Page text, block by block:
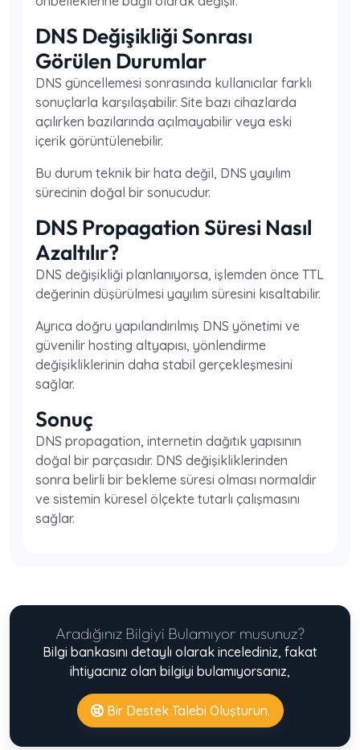
DNS Değişikliği Sonrası
Görülen Durumlar
DNS güncellemesi sonrasında kullanıcılar farklı
sonuçlarla karşılaşabilir. Site bazı cihazlarda
açılırken bazılarında açılmayabilir veya eski
içerik görüntülenebilir.
Bu durum teknik bir hata değil, DNS yayılım
sürecinin doğal bir sonucudur.
DNS Propagation Süresi Nasıl
Azaltılır?
DNS değişikliği planlanıyorsa, işlemden önce TTL
değerinin düşürülmesi yayılım süresini kısaltabilir.
Ayrıca doğru yapılandırılmış DNS yönetimi ve
güvenilir hosting altyapısı, yönlendirme
değişikliklerinin daha stabil gerçekleşmesini
sağlar.
Sonuç
DNS propagation, internetin dağıtık yapısının
doğal bir parçasıdır. DNS değişikliklerinden
sonra belirli bir bekleme süresi olması normaldir
ve sistemin küresel ölçekte tutarlı çalışmasını
sağlar.
Aradığınız Bilgiyi Bulamıyor musunuz?
Bilgi bankasını detaylı olarak incelediniz, fakat
ihtiyacınız olan bilgiyi bulamıyorsanız,
Bir Destek Talebi Oluşturun.